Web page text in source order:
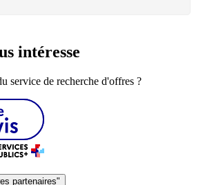
intéresse
service de recherche d'offres ?
partenaires"